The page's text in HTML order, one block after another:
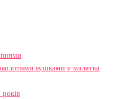
вушками у малятка